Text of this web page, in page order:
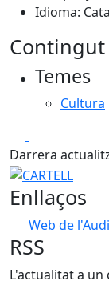
Idioma:
Temes
Cultura
Darrera
CARTELL
Enllaços
Web de
RSS
L'actualitat a un